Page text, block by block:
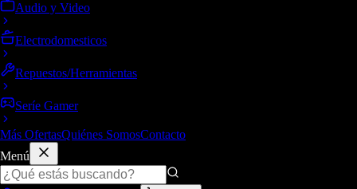
Audio y Video
Electrodomesticos
Repuestos/Herramientas
Seríe Gamer
Más OfertasQuiénes SomosContacto
Menú